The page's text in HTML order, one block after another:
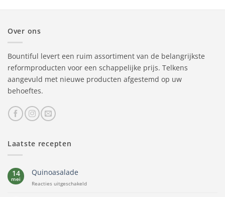
Over ons
Bountiful levert een ruim assortiment van de belangrijkste
reformproducten voor een schappelijke prijs. Telkens
aangevuld met nieuwe producten afgestemd op uw
behoeftes.
Laatste recepten
14
mei
Quinoasalade
Reacties uitgeschakeldvoor